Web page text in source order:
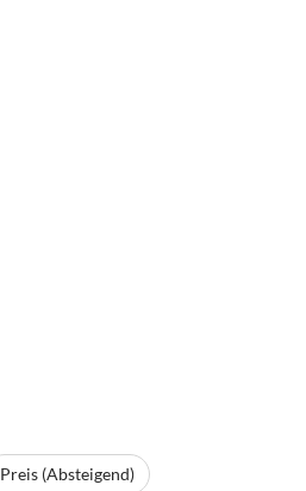
Preis (Absteigend)